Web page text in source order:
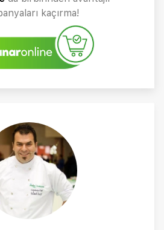
kaçırma!